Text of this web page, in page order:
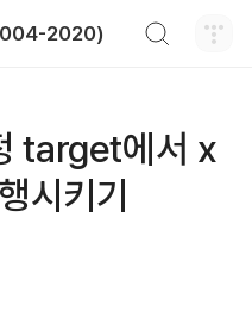
2020)
target에서 x
시키기